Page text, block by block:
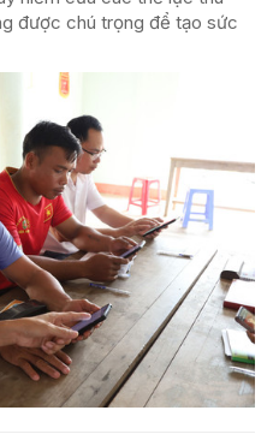
được chú trọng để tạo sức